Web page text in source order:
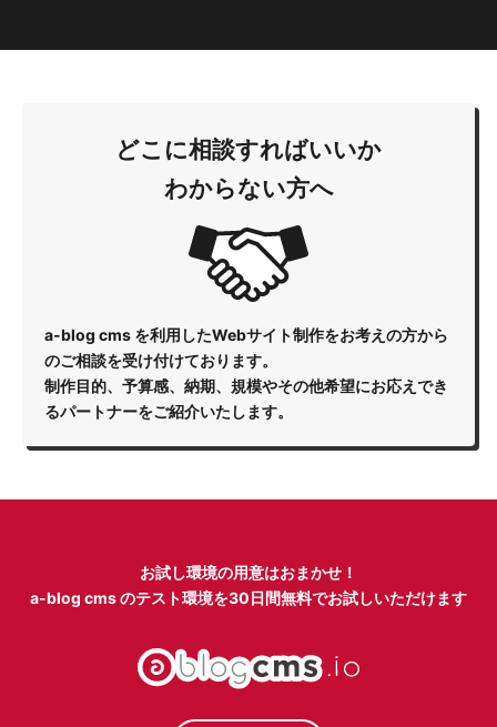
どこに相談すればいいか
わからない方へ
a-blog cms を利用したWebサイト制作をお考えの方から
のご相談を受け付けております。
制作目的、予算感、納期、規模やその他希望にお応えでき
るパートナーをご紹介いたします。
お試し環境の用意はおまかせ！
a-blog cms のテスト環境を30日間無料でお試しいただけます